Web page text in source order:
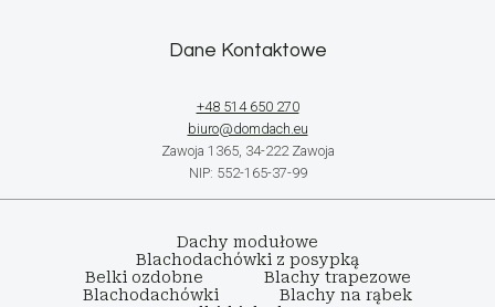
Dane Kontaktowe
+48 514 650 270
biuro@domdach.eu
Zawoja 1365, 34-222 Zawoja
NIP: 552-165-37-99
Dachy modułowe
Blachodachówki z posypką
Belki ozdobne
Blachy trapezowe
Blachodachówki
Blachy na rąbek